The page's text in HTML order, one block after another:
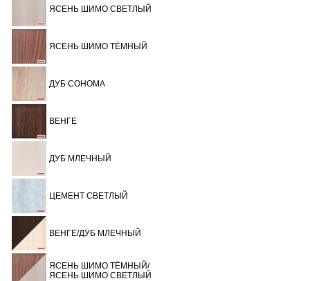
ЯСЕНЬ ШИМО СВЕТЛЫЙ
ЯСЕНЬ ШИМО ТЁМНЫЙ
ДУБ СОНОМА
ВЕНГЕ
ДУБ МЛЕЧНЫЙ
ЦЕМЕНТ СВЕТЛЫЙ
ВЕНГЕ/ДУБ МЛЕЧНЫЙ
ЯСЕНЬ ШИМО ТЁМНЫЙ/
ЯСЕНЬ ШИМО СВЕТЛЫЙ